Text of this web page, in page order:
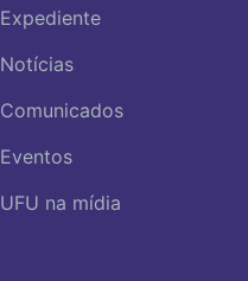
Expediente
Notícias
Comunicados
Eventos
UFU na mídia